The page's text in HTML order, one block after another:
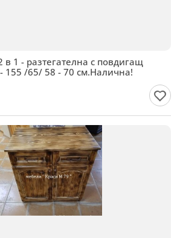
в 1 - разтегателна с повдигащ
155 /65/ 58 - 70 см.Налична!